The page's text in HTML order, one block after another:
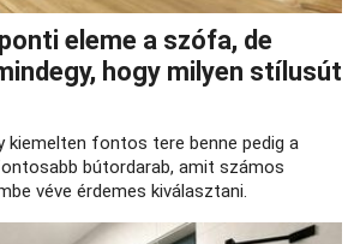
eleme a szófa, de
hogy milyen stílusút
kiemelten fontos tere benne pedig a
bútordarab, amit számos
véve érdemes kiválasztani.